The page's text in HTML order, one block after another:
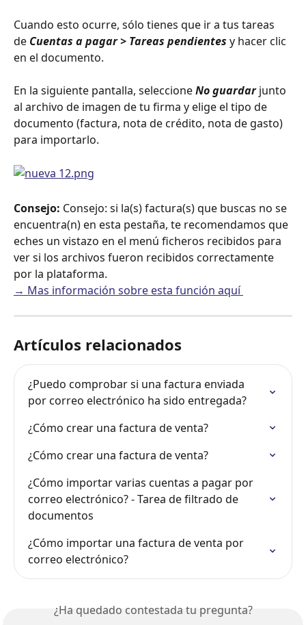
Cuando esto ocurre, sólo tienes que ir a tus tareas
de Cuentas a pagar > Tareas pendientes y hacer clic
en el documento.
En la siguiente pantalla, seleccione No guardar junto
al archivo de imagen de tu firma y elige el tipo de
documento (factura, nota de crédito, nota de gasto)
para importarlo.
Consejo: Consejo: si la(s) factura(s) que buscas no se
encuentra(n) en esta pestaña, te recomendamos que
eches un vistazo en el menú ficheros recibidos para
ver si los archivos fueron recibidos correctamente
por la plataforma.
→ Mas información sobre esta función aquí
Artículos relacionados
¿Puedo comprobar si una factura enviada
por correo electrónico ha sido entregada?
¿Cómo crear una factura de venta?
¿Cómo crear una factura de venta?
¿Cómo importar varias cuentas a pagar por
correo electrónico? - Tarea de filtrado de
documentos
¿Cómo importar una factura de venta por
correo electrónico?
¿Ha quedado contestada tu pregunta?